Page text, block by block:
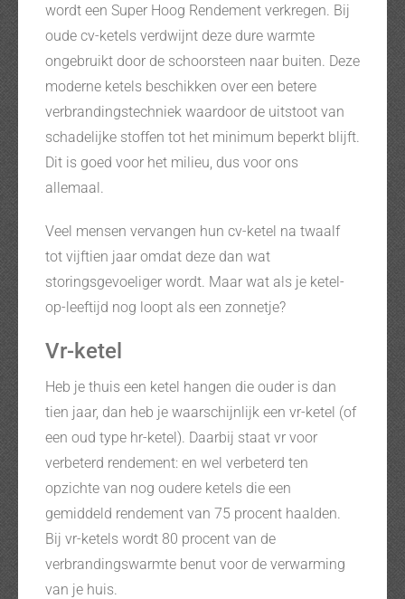
wordt een Super Hoog Rendement verkregen. Bij
oude cv-ketels verdwijnt deze dure warmte
ongebruikt door de schoorsteen naar buiten. Deze
moderne ketels beschikken over een betere
verbrandingstechniek waardoor de uitstoot van
schadelijke stoffen tot het minimum beperkt blijft.
Dit is goed voor het milieu, dus voor ons
allemaal.
Veel mensen vervangen hun cv-ketel na twaalf
tot vijftien jaar omdat deze dan wat
storingsgevoeliger wordt. Maar wat als je ketel-
op-leeftijd nog loopt als een zonnetje?
Vr-ketel
Heb je thuis een ketel hangen die ouder is dan
tien jaar, dan heb je waarschijnlijk een vr-ketel (of
een oud type hr-ketel). Daarbij staat vr voor
verbeterd rendement: en wel verbeterd ten
opzichte van nog oudere ketels die een
gemiddeld rendement van 75 procent haalden.
Bij vr-ketels wordt 80 procent van de
verbrandingswarmte benut voor de verwarming
van je huis.